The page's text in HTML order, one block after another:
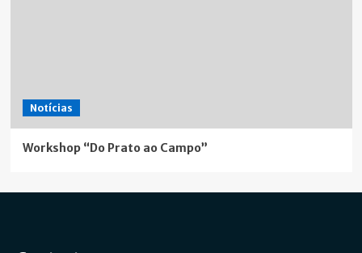
Notícias
Workshop “Do Prato ao Campo”